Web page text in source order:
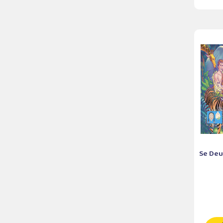
Se